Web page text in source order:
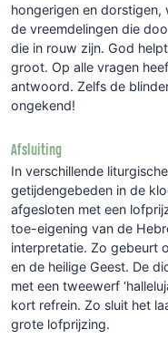
hongerigen en
de vreemdelingen die
die in rouw zijn. God
groot. Op alle vragen
antwoord. Zelfs de
ongekend!
Afsluiting
In verschillende
getijdengebeden in de
afgesloten met een
toe-eigening van de
interpretatie. Zo gebeurt
en de heilige Geest. De
met een tweewerf
kort refrein. Zo sluit het
grote lofprijzing.